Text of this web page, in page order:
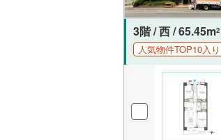
3階 / 西 / 65.45m2
人気物件TOP10入り